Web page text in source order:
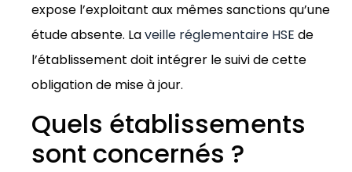
expose l’exploitant aux mêmes sanctions qu’une
étude absente. Laveille réglementaire HSE de
l’établissement doit intégrer le suivi de cette
obligation de mise à jour.
Quels établissements
sont concernés ?